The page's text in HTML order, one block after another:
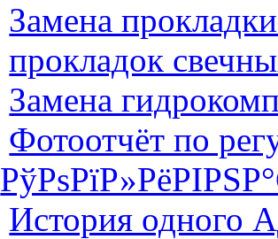
Замена
прокладок
Замена
Фотоотчёт по
История одного